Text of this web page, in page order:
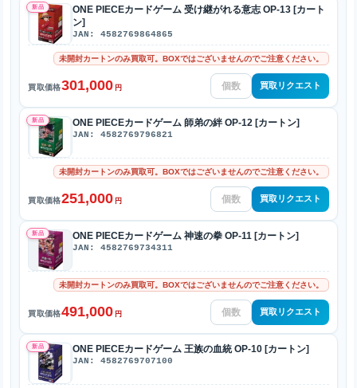
新品
ONE PIECEカードゲーム 受け継がれる意志 OP-13 [カート
ン]
JAN: 4582769864865
未開封カートンのみ買取可。BOXではございませんのでご注意ください。
買取価格301,000 円 買取リクエスト
新品 ONE PIECEカードゲーム 師弟の絆 OP-12 [カートン]
JAN: 4582769796821
未開封カートンのみ買取可。BOXではございませんのでご注意ください。
買取価格251,000 円 買取リクエスト
新品 ONE PIECEカードゲーム 神速の拳 OP-11 [カートン]
JAN: 4582769734311
未開封カートンのみ買取可。BOXではございませんのでご注意ください。
買取価格491,000 円 買取リクエスト
新品 ONE PIECEカードゲーム 王族の血統 OP-10 [カートン]
JAN: 4582769707100